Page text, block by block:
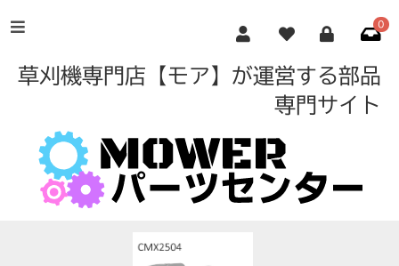
0
草刈機専門店【モア】が運営する部品
専門サイト